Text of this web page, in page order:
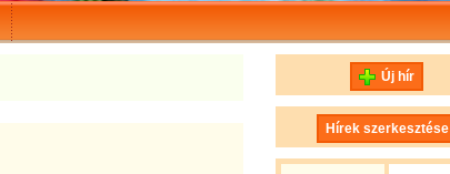
Új hír
Hírek szerkesztése